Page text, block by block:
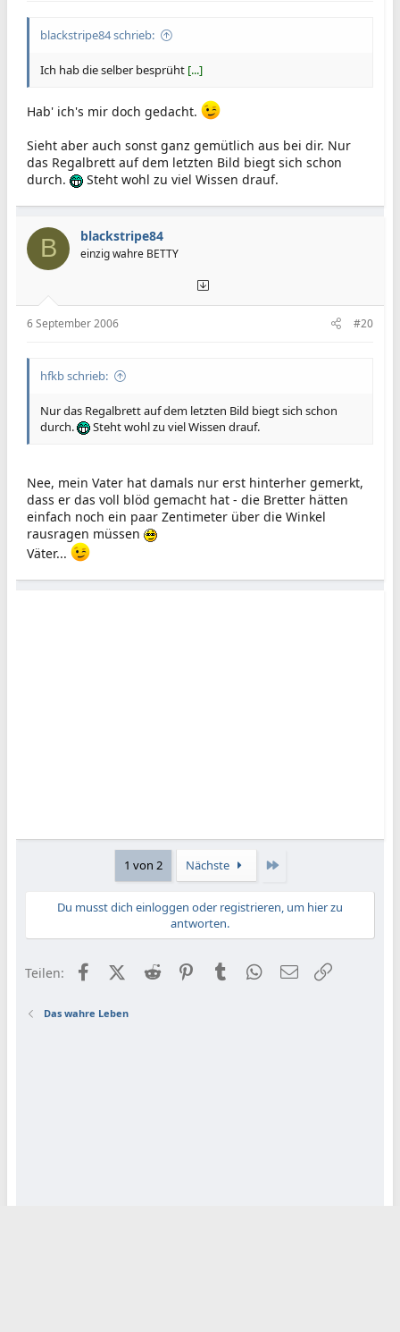
blackstripe84 schrieb:
Ich hab die selber besprüht [...]
Hab' ich's mir doch gedacht.
Sieht aber auch sonst ganz gemütlich aus bei dir. Nur
das Regalbrett auf dem letzten Bild biegt sich schon
durch.
Steht wohl zu viel Wissen drauf.
B blackstripe84
einzig wahre BETTY
6 September 2006 #20
hfkb schrieb:
Nur das Regalbrett auf dem letzten Bild biegt sich schon
durch.
Steht wohl zu viel Wissen drauf.
Nee, mein Vater hat damals nur erst hinterher gemerkt,
dass er das voll blöd gemacht hat - die Bretter hätten
einfach noch ein paar Zentimeter über die Winkel
rausragen müssen
Väter...
1 von 2 Nächste
Du musst dich einloggen oder registrieren, um hier zu
antworten.
Teilen: FacebookX (Twitter)
Reddit PinterestTumblr WhatsApp
E-Mail
Das wahre Leben